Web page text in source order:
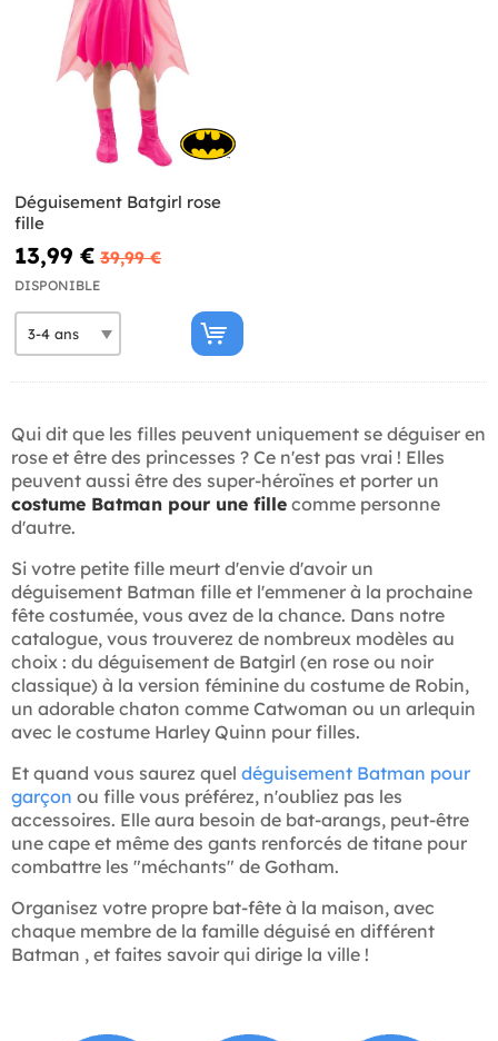
Déguisement Batgirl rose
fille
13,99 € 39,99 €
DISPONIBLE
Qui dit que les filles peuvent uniquement se déguiser en
rose et être des princesses ? Ce n'est pas vrai ! Elles
peuvent aussi être des super-héroïnes et porter un
costume Batman pour une fille comme personne
d'autre.
Si votre petite fille meurt d'envie d'avoir un
déguisement Batman fille et l'emmener à la prochaine
fête costumée, vous avez de la chance. Dans notre
catalogue, vous trouverez de nombreux modèles au
choix : du déguisement de Batgirl (en rose ou noir
classique) à la version féminine du costume de Robin,
un adorable chaton comme Catwoman ou un arlequin
avec le costume Harley Quinn pour filles.
Et quand vous saurez quel déguisement Batman pour
garçon ou fille vous préférez, n'oubliez pas les
accessoires. Elle aura besoin de bat-arangs, peut-être
une cape et même des gants renforcés de titane pour
combattre les "méchants" de Gotham.
Organisez votre propre bat-fête à la maison, avec
chaque membre de la famille déguisé en différent
Batman , et faites savoir qui dirige la ville !